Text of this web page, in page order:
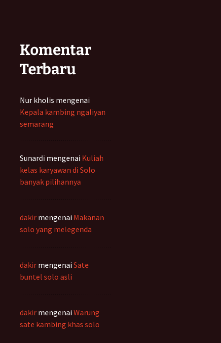
Komentar
Terbaru
Nur kholis mengenai
Kepala kambing ngaliyan
semarang
Sunardi mengenai Kuliah
kelas karyawan di Solo
banyak pilihannya
dakir mengenai Makanan
solo yang melegenda
dakir mengenai Sate
buntel solo asli
dakir mengenai Warung
sate kambing khas solo